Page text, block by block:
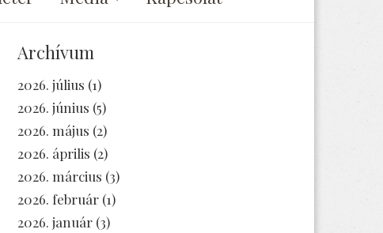
Archívum
2026. július (1)
2026. június (5)
2026. május (2)
2026. április (2)
2026. március (3)
2026. február (1)
2026. január (3)